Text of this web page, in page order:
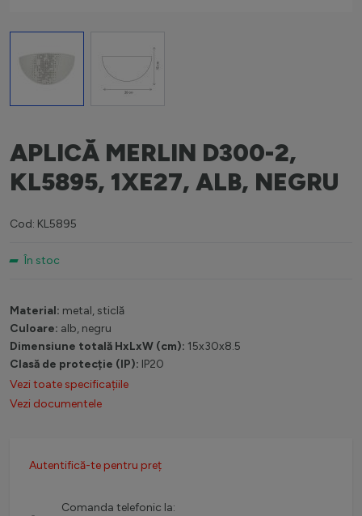
APLICĂ MERLIN D300-2,
KL5895, 1XE27, ALB, NEGRU
Cod: KL5895
În stoc
Material: metal, sticlă
Culoare: alb, negru
Dimensiune totală HxLxW (cm): 15x30x8.5
Clasă de protecție (IP): IP20
Vezi toate specificațiile
Vezi documentele
Autentifică-te pentru preț
Comanda telefonic la: